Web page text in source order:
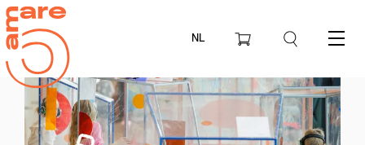
NL Menu